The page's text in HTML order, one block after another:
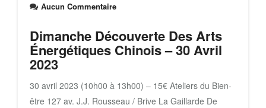
Aucun Commentaire
Dimanche Découverte Des Arts
Énergétiques Chinois – 30 Avril
2023
30 avril 2023 (10h00 à 13h00) – 15€ Ateliers du Bien-
être 127 av. J.J. Rousseau / Brive La Gaillarde De